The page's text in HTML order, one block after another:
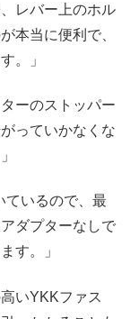
レバー上のホル
本当に便利で、
。」
ーのストッパー
っていかなくな
ているので、最
ダプターなしで
す。」
いYKKファス